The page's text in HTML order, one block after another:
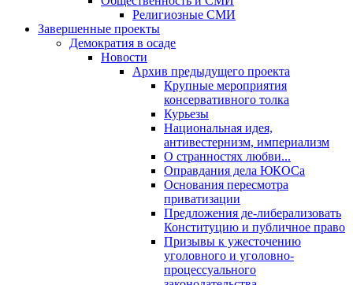
Религиозные СМИ
Завершенные проекты
Демократия в осаде
Новости
Архив предыдущего проекта
Крупные мероприятия
консервативного толка
Курьезы
Национальная идея,
антивестернизм, империализм
О странностях любви...
Оправдания дела ЮКОСа
Основания пересмотра
приватизации
Предложения де-либерализовать
Конституцию и публичное право
Призывы к ужесточению
уголовного и уголовно-
процессуального